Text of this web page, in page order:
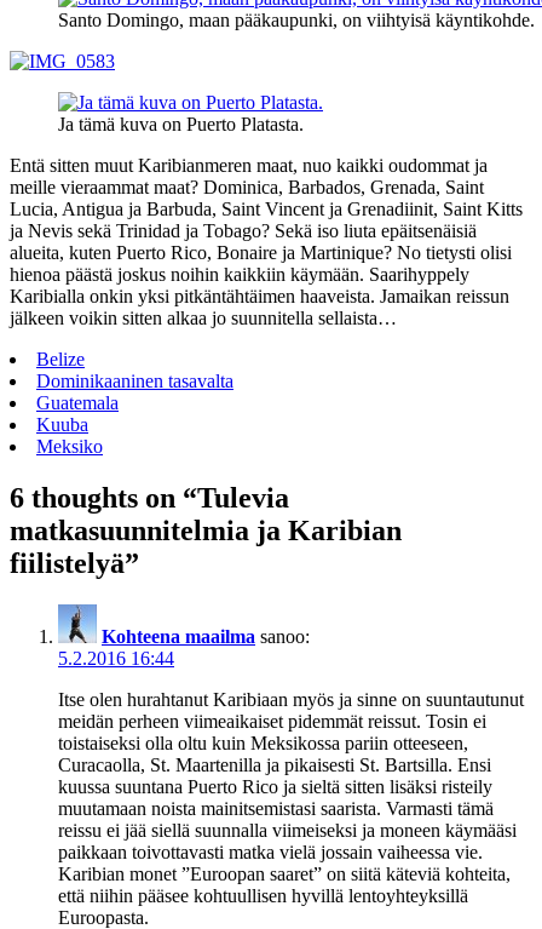
Santo Domingo, maan pääkaupunki, on viihtyisä käyntikohde.
Ja tämä kuva on Puerto Platasta.
Entä sitten muut Karibianmeren maat, nuo kaikki oudommat ja
meille vieraammat maat? Dominica, Barbados, Grenada, Saint
Lucia, Antigua ja Barbuda, Saint Vincent ja Grenadiinit, Saint Kitts
ja Nevis sekä Trinidad ja Tobago? Sekä iso liuta epäitsenäisiä
alueita, kuten Puerto Rico, Bonaire ja Martinique? No tietysti olisi
hienoa päästä joskus noihin kaikkiin käymään. Saarihyppely
Karibialla onkin yksi pitkäntähtäimen haaveista. Jamaikan reissun
jälkeen voikin sitten alkaa jo suunnitella sellaista…
Belize
Dominikaaninen tasavalta
Guatemala
Kuuba
Meksiko
6 thoughts on “Tulevia
matkasuunnitelmia ja Karibian
fiilistelyä”
Kohteena maailma sanoo:
5.2.2016 16:44
Itse olen hurahtanut Karibiaan myös ja sinne on suuntautunut
meidän perheen viimeaikaiset pidemmät reissut. Tosin ei
toistaiseksi olla oltu kuin Meksikossa pariin otteeseen,
Curacaolla, St. Maartenilla ja pikaisesti St. Bartsilla. Ensi
kuussa suuntana Puerto Rico ja sieltä sitten lisäksi risteily
muutamaan noista mainitsemistasi saarista. Varmasti tämä
reissu ei jää siellä suunnalla viimeiseksi ja moneen käymääsi
paikkaan toivottavasti matka vielä jossain vaiheessa vie.
Karibian monet ”Euroopan saaret” on siitä käteviä kohteita,
että niihin pääsee kohtuullisen hyvillä lentoyhteyksillä
Euroopasta.